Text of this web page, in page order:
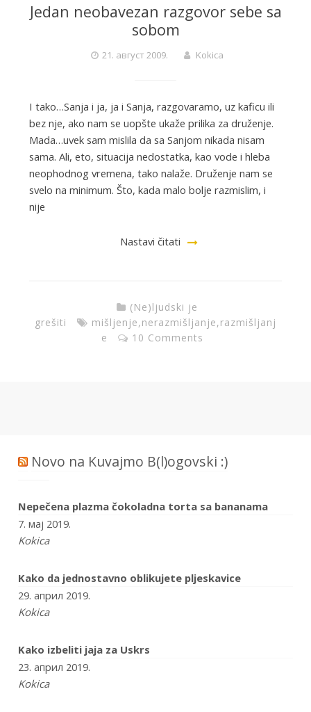
Jedan neobavezan razgovor sebe sa
sobom
21. август 2009. Kokica
I tako…Sanja i ja, ja i Sanja, razgovaramo, uz kaficu ili
bez nje, ako nam se uopšte ukaže prilika za druženje.
Mada…uvek sam mislila da sa Sanjom nikada nisam
sama. Ali, eto, situacija nedostatka, kao vode i hleba
neophodnog vremena, tako nalaže. Druženje nam se
svelo na minimum. Što, kada malo bolje razmislim, i
nije
Nastavi čitati
(Ne)ljudski je
grešiti
mišljenje,nerazmišljanje,razmišljanj
e
10 Comments
Novo na Kuvajmo B(l)ogovski :)
Nepečena plazma čokoladna torta sa bananama
7. мај 2019.
Kokica
Kako da jednostavno oblikujete pljeskavice
29. април 2019.
Kokica
Kako izbeliti jaja za Uskrs
23. април 2019.
Kokica